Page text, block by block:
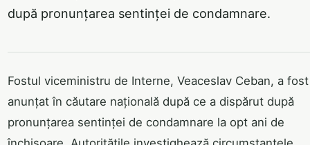
după pronunțarea sentinței de condamnare.
Fostul viceministru de Interne, Veaceslav Ceban, a fost
anunțat în căutare națională după ce a dispărut după
pronunțarea sentinței de condamnare la opt ani de